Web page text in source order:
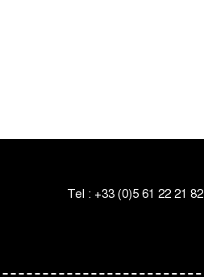
Tel : +33 (0)5 61 22 21 82